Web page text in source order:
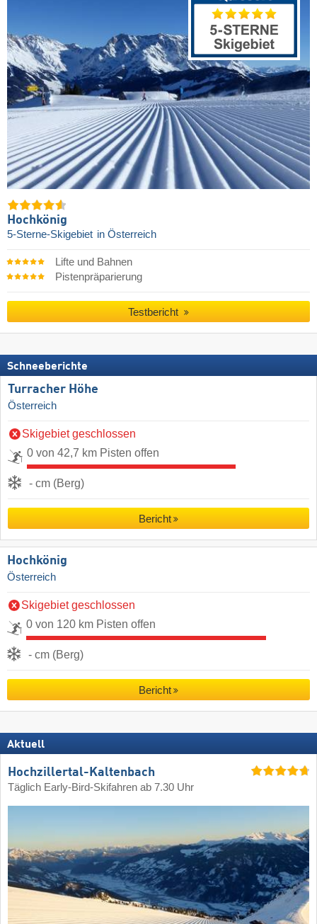
Hochkönig
5-Sterne-Skigebiet in Österreich
Lifte und Bahnen
Pistenpräparierung
Testbericht
Schneeberichte
Turracher Höhe
Österreich
Skigebiet geschlossen
0 von 42,7 km Pisten offen
- cm (Berg)
Bericht
Hochkönig
Österreich
Skigebiet geschlossen
0 von 120 km Pisten offen
- cm (Berg)
Bericht
Aktuell
Hochzillertal-Kaltenbach
Täglich Early-Bird-Skifahren ab 7.30 Uhr